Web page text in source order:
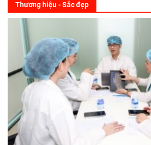
Thương hiệu - Sắc đẹp